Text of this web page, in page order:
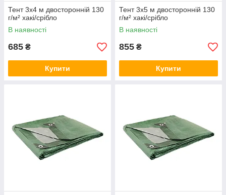
Тент 3х4 м двосторонній 130
г/м² хакі/срібло
В наявності
685 ₴
Купити
Тент 3х5 м двосторонній 130
г/м² хакі/срібло
В наявності
855 ₴
Купити